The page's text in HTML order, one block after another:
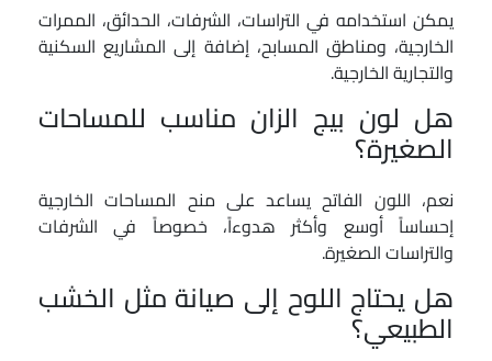
يمكن استخدامه في التراسات، الشرفات، الحدائق، الممرات
الخارجية، ومناطق المسابح، إضافة إلى المشاريع السكنية
والتجارية الخارجية.
هل لون بيج الزان مناسب للمساحات
الصغيرة؟
نعم، اللون الفاتح يساعد على منح المساحات الخارجية
إحساساً أوسع وأكثر هدوءاً، خصوصاً في الشرفات
والتراسات الصغيرة.
هل يحتاج اللوح إلى صيانة مثل الخشب
الطبيعي؟